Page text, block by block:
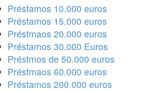
Préstamos 10.000 euros
Préstamos 15.000 euros
Préstmaos 20.000 euros
Préstamos 30.000 Euros
Préstmos de 50.000 euros
Préstmaos 60.000 euros
Préstamos 200.000 euros